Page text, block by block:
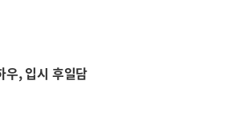
, 입시 후일담